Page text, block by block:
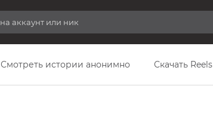
Смотреть истории анонимно Скачать Reels